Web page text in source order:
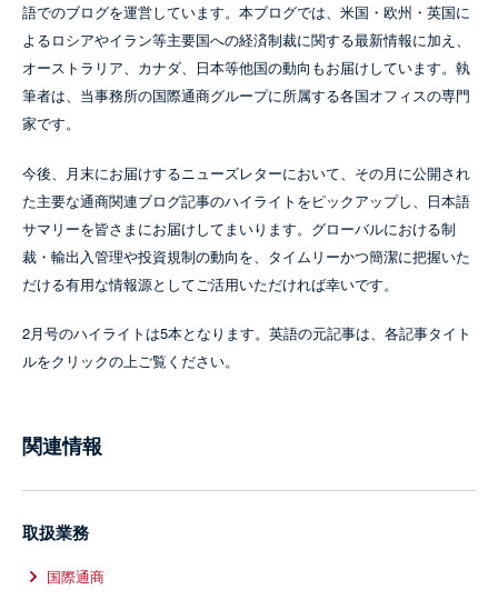
語でのブログを運営しています。本ブログでは、米国・欧州・英国に
よるロシアやイラン等主要国への経済制裁に関する最新情報に加え、
オーストラリア、カナダ、日本等他国の動向もお届けしています。執
筆者は、当事務所の国際通商グループに所属する各国オフィスの専門
家です。
今後、月末にお届けするニューズレターにおいて、その月に公開され
た主要な通商関連ブログ記事のハイライトをピックアップし、日本語
サマリーを皆さまにお届けしてまいります。グローバルにおける制
裁・輸出入管理や投資規制の動向を、タイムリーかつ簡潔に把握いた
だける有用な情報源としてご活用いただければ幸いです。
2月号のハイライトは5本となります。英語の元記事は、各記事タイト
ルをクリックの上ご覧ください。
関連情報
取扱業務
国際通商